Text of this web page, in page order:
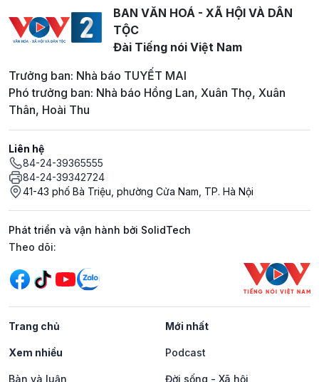
BAN VĂN HOÁ - XÃ HỘI VÀ DÂN
TỘC
Đài Tiếng nói Việt Nam
Trưởng ban: Nhà báo TUYẾT MAI
Phó trưởng ban: Nhà báo Hồng Lan, Xuân Thọ, Xuân
Thân, Hoài Thu
Liên hệ
84-24-39365555
84-24-39342724
41-43 phố Bà Triệu, phường Cửa Nam, TP. Hà Nội
Phát triển và vận hành bởi SolidTech
Mạng xã hội
Theo dõi:
Trang chủ Mới nhất
Xem nhiều Podcast
Bàn và luận Đời sống - Xã hội